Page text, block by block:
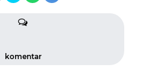
komentar